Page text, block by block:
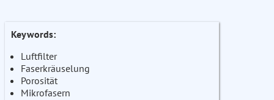
Keywords:
Luftfilter
Faserkräuselung
Porosität
Mikrofasern